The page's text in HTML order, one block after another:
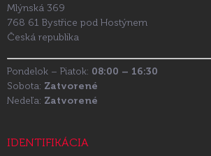
Mlýnská 369
768 61 Bystřice pod Hostýnem
Česká republika
Pondelok – Piatok: 08:00 – 16:30
Sobota: Zatvorené
Nedeľa: Zatvorené
IDENTIFIKÁCIA